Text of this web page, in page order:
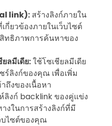
link): สร้างลิงก์ภายใน
กี่ยวข้องภายในเว็บไซต์
ทธิภาพการค้นหาของ
ลมีเดีย:ใช้โซเชียลมีเดีย
ร์ลิงก์ของคุณ เพื่อเพิ่ม
ถึงของเนื้อหา
ลิงก์ backlink ของคู่แข่ง
งในการสร้างลิงก์ที่มี
บไซต์ของคุณ